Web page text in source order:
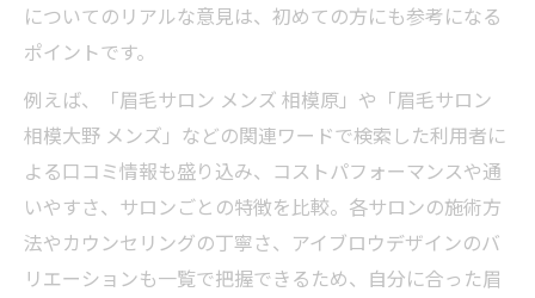
についてのリアルな意見は、初めての方にも参考になる
ポイントです。
例えば、「眉毛サロン メンズ 相模原」や「眉毛サロン
相模大野 メンズ」などの関連ワードで検索した利用者に
よる口コミ情報も盛り込み、コストパフォーマンスや通
いやすさ、サロンごとの特徴を比較。各サロンの施術方
法やカウンセリングの丁寧さ、アイブロウデザインのバ
リエーションも一覧で把握できるため、自分に合った眉